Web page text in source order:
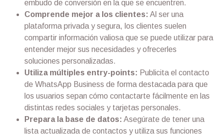
embudo de conversión en la que se encuentren.
Comprende mejor a los clientes: Al ser una
plataforma privada y segura, los clientes suelen
compartir información valiosa que se puede utilizar para
entender mejor sus necesidades y ofrecerles
soluciones personalizadas.
Utiliza múltiples entry-points: Publicita el contacto
de WhatsApp Business de forma destacada para que
los usuarios sepan cómo contactarte fácilmente en las
distintas redes sociales y tarjetas personales.
Prepara la base de datos: Asegúrate de tener una
lista actualizada de contactos y utiliza sus funciones